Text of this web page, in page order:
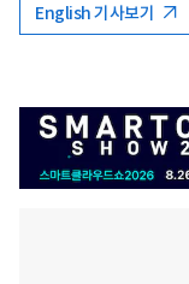
English 기사보기